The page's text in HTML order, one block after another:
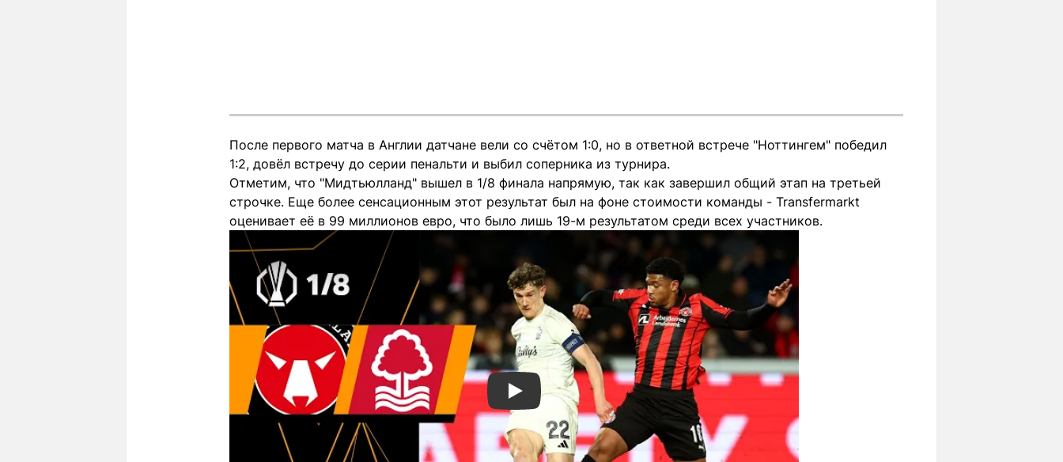
После первого матча в Англии датчане вели со счётом 1:0, но в ответной встрече "Ноттингем" победил
1:2, довёл встречу до серии пенальти и выбил соперника из турнира.
Отметим, что "Мидтьюлланд" вышел в 1/8 финала напрямую, так как завершил общий этап на третьей
строчке. Еще более сенсационным этот результат был на фоне стоимости команды - Transfermarkt
оценивает её в 99 миллионов евро, что было лишь 19-м результатом среди всех участников.
Смотреть видео YouTube